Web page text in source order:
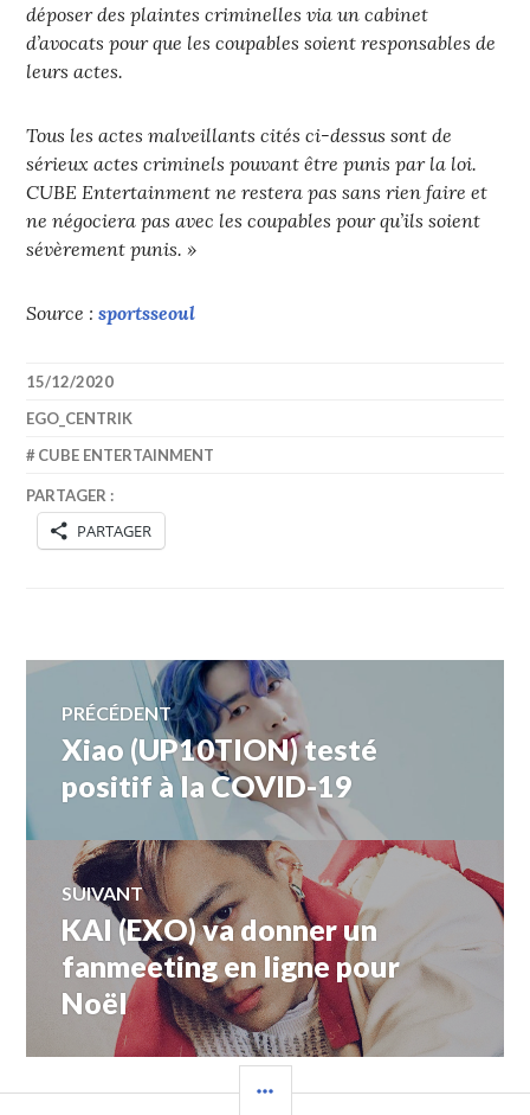
déposer des plaintes criminelles via un cabinet
d’avocats pour que les coupables soient responsables de
leurs actes.
Tous les actes malveillants cités ci-dessus sont de
sérieux actes criminels pouvant être punis par la loi.
CUBE Entertainment ne restera pas sans rien faire et
ne négociera pas avec les coupables pour qu’ils soient
sévèrement punis. »
Source :sportsseoul
15/12/2020
EGO_CENTRIK
CUBE ENTERTAINMENT
PARTAGER :
PARTAGER
Navigation
de
l’article
PRÉCÉDENT
Article
précédent :
Xiao (UP10TION) testé
positif à la COVID-19
SUIVANT
Article
Suivant:
KAI (EXO) va donner un
fanmeeting en ligne pour
Noël